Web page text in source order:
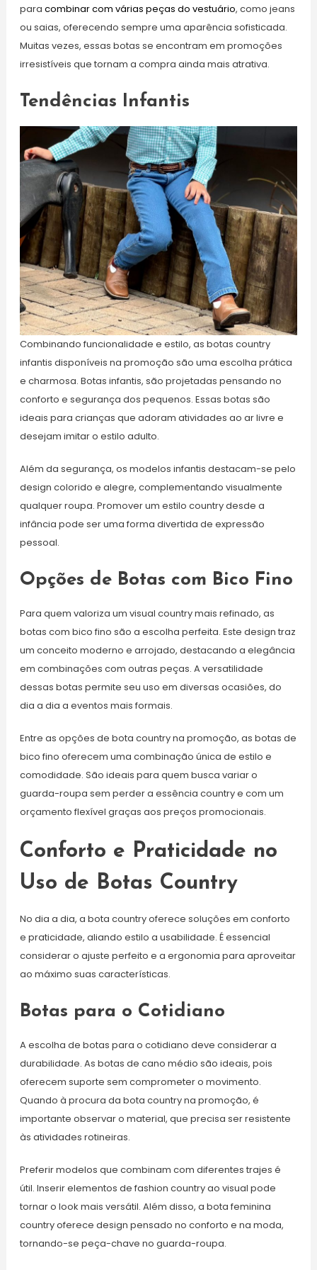
para combinar com várias peças do vestuário, como jeans
ou saias, oferecendo sempre uma aparência sofisticada.
Muitas vezes, essas botas se encontram em promoções
irresistíveis que tornam a compra ainda mais atrativa.
Tendências Infantis
Combinando funcionalidade e estilo, as botas country
infantis disponíveis na promoção são uma escolha prática
e charmosa. Botas infantis, são projetadas pensando no
conforto e segurança dos pequenos. Essas botas são
ideais para crianças que adoram atividades ao ar livre e
desejam imitar o estilo adulto.
Além da segurança, os modelos infantis destacam-se pelo
design colorido e alegre, complementando visualmente
qualquer roupa. Promover um estilo country desde a
infância pode ser uma forma divertida de expressão
pessoal.
Opções de Botas com Bico Fino
Para quem valoriza um visual country mais refinado, as
botas com bico fino são a escolha perfeita. Este design traz
um conceito moderno e arrojado, destacando a elegância
em combinações com outras peças. A versatilidade
dessas botas permite seu uso em diversas ocasiões, do
dia a dia a eventos mais formais.
Entre as opções de bota country na promoção, as botas de
bico fino oferecem uma combinação única de estilo e
comodidade. São ideais para quem busca variar o
guarda-roupa sem perder a essência country e com um
orçamento flexível graças aos preços promocionais.
Conforto e Praticidade no
Uso de Botas Country
No dia a dia, a bota country oferece soluções em conforto
e praticidade, aliando estilo a usabilidade. É essencial
considerar o ajuste perfeito e a ergonomia para aproveitar
ao máximo suas características.
Botas para o Cotidiano
A escolha de botas para o cotidiano deve considerar a
durabilidade. As botas de cano médio são ideais, pois
oferecem suporte sem comprometer o movimento.
Quando à procura da bota country na promoção, é
importante observar o material, que precisa ser resistente
às atividades rotineiras.
Preferir modelos que combinam com diferentes trajes é
útil. Inserir elementos de fashion country ao visual pode
tornar o look mais versátil. Além disso, a bota feminina
country oferece design pensado no conforto e na moda,
tornando-se peça-chave no guarda-roupa.